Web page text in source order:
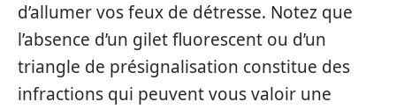
d’allumer vos feux de détresse. Notez que
l’absence d’un gilet fluorescent ou d’un
triangle de présignalisation constitue des
infractions qui peuvent vous valoir une